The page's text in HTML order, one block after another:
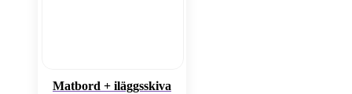
Matbord + iläggsskiva